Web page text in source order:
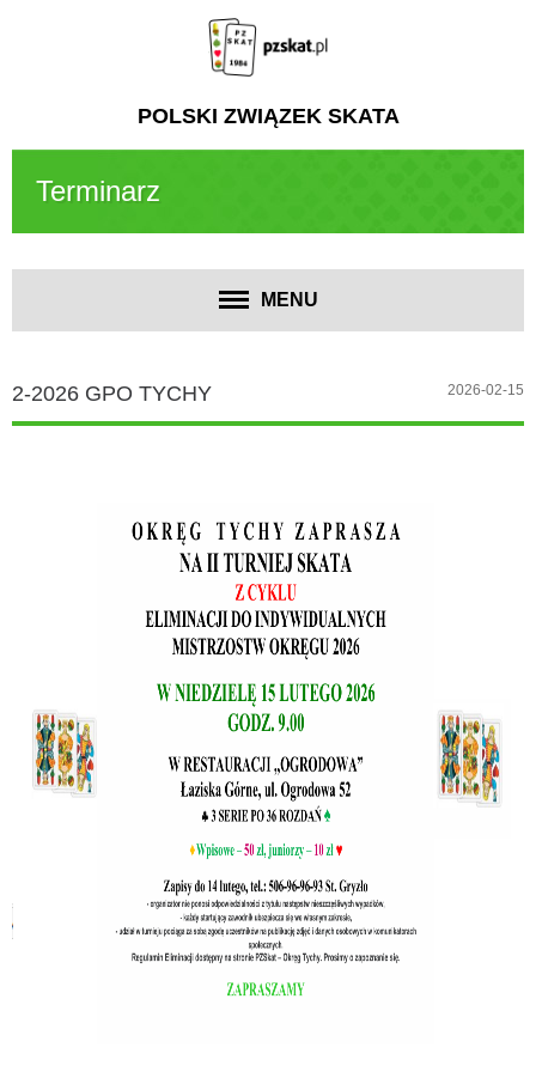
POLSKI ZWIĄZEK SKATA
Terminarz
MENU
2-2026 GPO TYCHY 2026-02-15